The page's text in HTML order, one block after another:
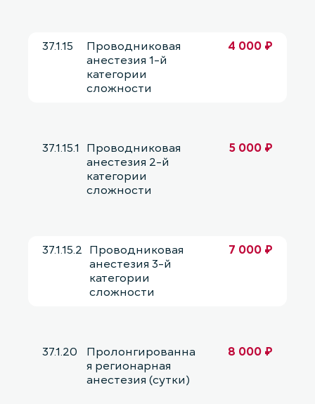
37.1.15
Проводниковая
анестезия 1-й
категории
сложности
4 000 ₽
37.1.15.1 Проводниковая
анестезия 2-й
категории
сложности
5 000 ₽
37.1.15.2 Проводниковая
анестезия 3-й
категории
сложности
7 000 ₽
37.1.20
Пролонгированна
я регионарная
анестезия (сутки)
8 000 ₽